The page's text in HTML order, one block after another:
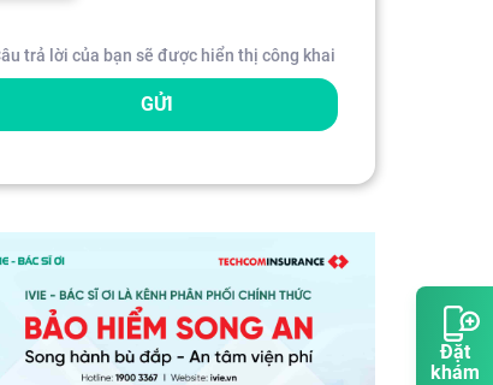
Đặt
khám
trả lời của bạn sẽ được hiển thị công khai
GỬI